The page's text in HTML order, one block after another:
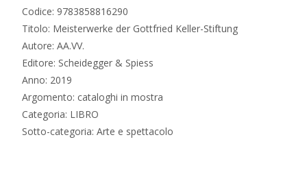
Codice: 9783858816290
Titolo: Meisterwerke der Gottfried Keller-Stiftung
Autore: AA.VV.
Editore: Scheidegger & Spiess
Anno: 2019
Argomento: cataloghi in mostra
Categoria: LIBRO
Sotto-categoria: Arte e spettacolo